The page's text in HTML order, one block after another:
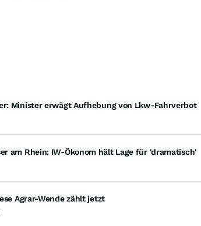
Minister erwägt Aufhebung von Lkw-Fahrverbot
am Rhein: IW-Ökonom hält Lage für 'dramatisch'
Agrar-Wende zählt jetzt